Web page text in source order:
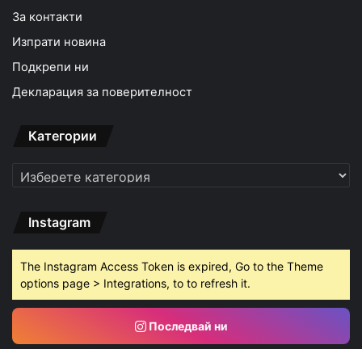
За контакти
Изпрати новина
Подкрепи ни
Декларация за поверителност
Категории
Категории
Instagram
The Instagram Access Token is expired, Go to the Theme
options page > Integrations, to to refresh it.
Последвай ни